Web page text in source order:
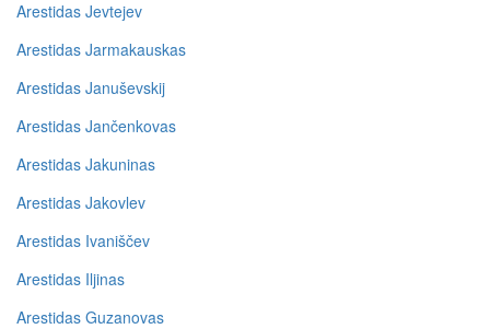
Arestidas Jevtejev
Arestidas Jarmakauskas
Arestidas Januševskij
Arestidas Jančenkovas
Arestidas Jakuninas
Arestidas Jakovlev
Arestidas Ivaniščev
Arestidas Iljinas
Arestidas Guzanovas